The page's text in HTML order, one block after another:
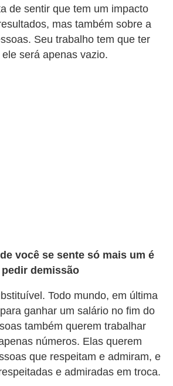
de sentir que tem um impacto
mas também sobre a
Seu trabalho tem que ter
será apenas vazio.
você se sente só mais um é
demissão
Todo mundo, em última
ganhar um salário no fim do
também querem trabalhar
números. Elas querem
que respeitam e admiram, e
e admiradas em troca.